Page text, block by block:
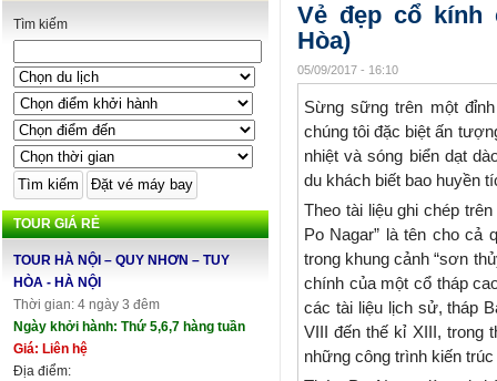
Tìm kiếm
TOUR GIÁ RẺ
TOUR HÀ NỘI – QUY NHƠN – TUY
HÒA - HÀ NỘI
Thời gian: 4 ngày 3 đêm
Ngày khởi hành: Thứ 5,6,7 hàng tuần
Giá: Liên hệ
Địa điểm:
Vẻ đẹp cổ kính
Hòa)
05/09/2017 - 16:10
Sừng sững trên một
chúng tôi đặc biệt ấn
nhiệt và sóng biển dạt
du khách biết bao huyền
Theo tài liệu ghi chép
Po Nagar” là tên cho cả
trong khung cảnh “sơn
chính của một cổ tháp
các tài liệu lịch sử, tháp
VIII đến thế kỉ XIII, trong
những công trình kiến